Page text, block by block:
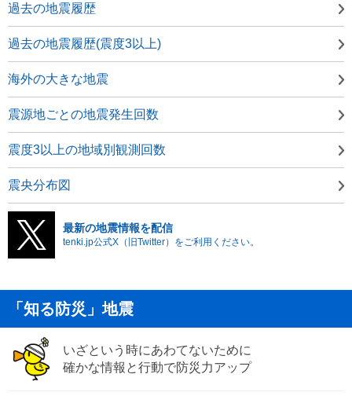
過去の地震履歴
過去の地震履歴(震度3以上)
海外の大きな地震
震源地ごとの地震発生回数
震度3以上の地域別観測回数
震央分布図
最新の地震情報を配信
tenki.jp公式X（旧Twitter）をご利用ください。
「知る防災」地震
いざという時にあわてないために
確かな情報と行動で防災力アップ